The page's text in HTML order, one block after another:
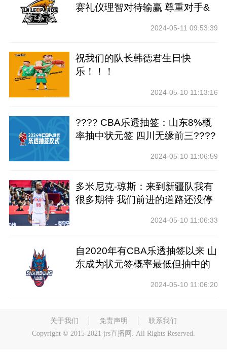
赛礼仪理智对待输赢 尊重对手&
2024-05-11 09:53:39
祝我们的队长韩德君生日快
乐！！！
2024-05-10 11:13:16
???? CBA乐透抽签：山东8%概
率抽中状元签 四川无缘前三????
2024-05-10 11:06:59
多米尼克-琼斯：来到新疆队我有
很多期待 我们前进的道路还没停
2024-05-10 11:06:33
自2020年有CBA乐透抽签以来 山
东成为状元签概率最低但抽中的
2024-05-10 11:06:20
关于我们 免责声明
联系我们
Copyright © 2015-2021 jrs直播网. All Rights Reserved.